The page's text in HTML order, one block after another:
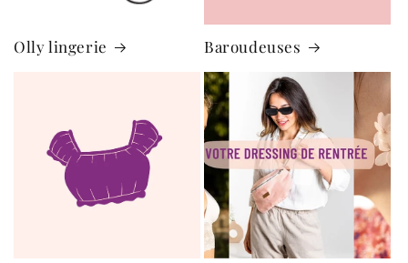
Olly lingerie Baroudeuses